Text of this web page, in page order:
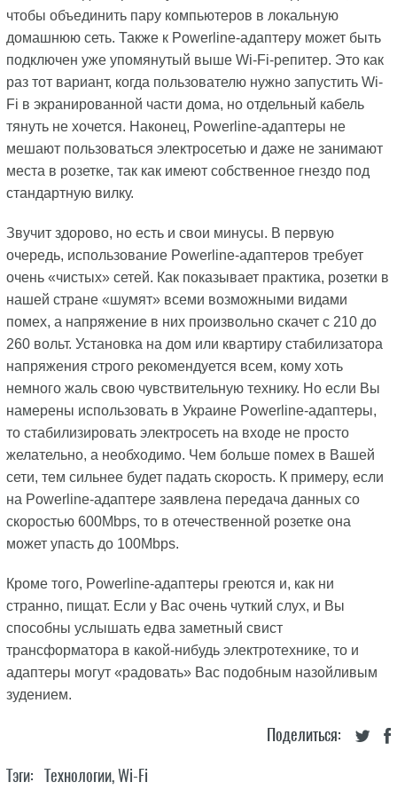
чтобы объединить пару компьютеров в локальную
домашнюю сеть. Также к Powerline-адаптеру может быть
подключен уже упомянутый выше Wi-Fi-репитер. Это как
раз тот вариант, когда пользователю нужно запустить Wi-
Fi в экранированной части дома, но отдельный кабель
тянуть не хочется. Наконец, Powerline-адаптеры не
мешают пользоваться электросетью и даже не занимают
места в розетке, так как имеют собственное гнездо под
стандартную вилку.
Звучит здорово, но есть и свои минусы. В первую
очередь, использование Powerline-адаптеров требует
очень «чистых» сетей. Как показывает практика, розетки в
нашей стране «шумят» всеми возможными видами
помех, а напряжение в них произвольно скачет с 210 до
260 вольт. Установка на дом или квартиру стабилизатора
напряжения строго рекомендуется всем, кому хоть
немного жаль свою чувствительную технику. Но если Вы
намерены использовать в Украине Powerline-адаптеры,
то стабилизировать электросеть на входе не просто
желательно, а необходимо. Чем больше помех в Вашей
сети, тем сильнее будет падать скорость. К примеру, если
на Powerline-адаптере заявлена передача данных со
скоростью 600Mbps, то в отечественной розетке она
может упасть до 100Mbps.
Кроме того, Powerline-адаптеры греются и, как ни
странно, пищат. Если у Вас очень чуткий слух, и Вы
способны услышать едва заметный свист
трансформатора в какой-нибудь электротехнике, то и
адаптеры могут «радовать» Вас подобным назойливым
зудением.
Поделиться:
Тэги: Технологии,Wi-Fi